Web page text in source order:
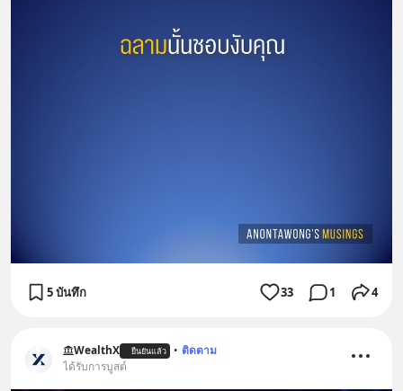
5 บันทึก 33 1 4
WealthX ยืนยันแล้ว • ติดตาม
ได้รับการบูสต์